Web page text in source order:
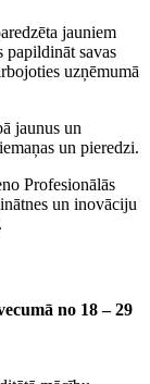
jauniem
savas
uzņēmumā
jaunus un
un pieredzi.
Profesionālās
un inovāciju
no 18 – 29